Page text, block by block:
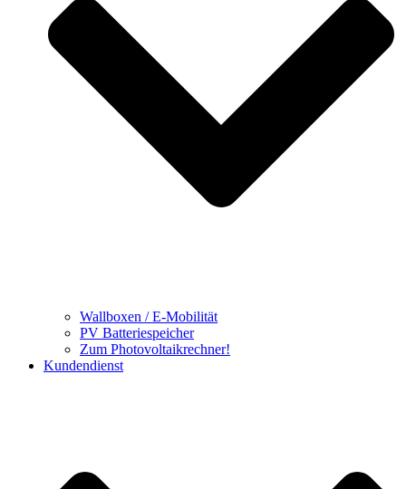
Wallboxen / E-Mobilität
PV Batteriespeicher
Zum Photovoltaikrechner!
Kundendienst